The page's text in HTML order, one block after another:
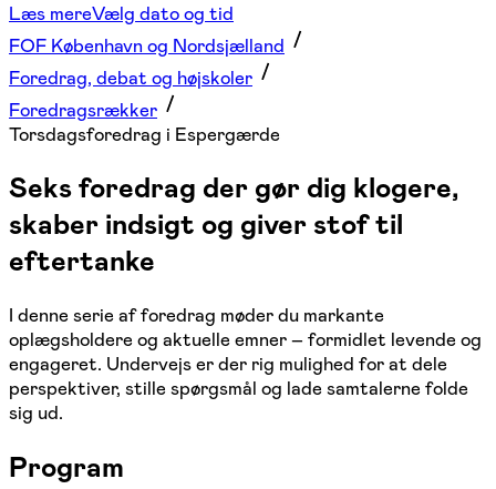
Læs mereVælg dato og tid
FOF København og Nordsjælland
Foredrag, debat og højskoler
Foredragsrækker
Torsdagsforedrag i Espergærde
Seks foredrag der gør dig klogere,
skaber indsigt og giver stof til
eftertanke
I denne serie af foredrag møder du markante
oplægsholdere og aktuelle emner – formidlet levende og
engageret. Undervejs er der rig mulighed for at dele
perspektiver, stille spørgsmål og lade samtalerne folde
sig ud.
Program